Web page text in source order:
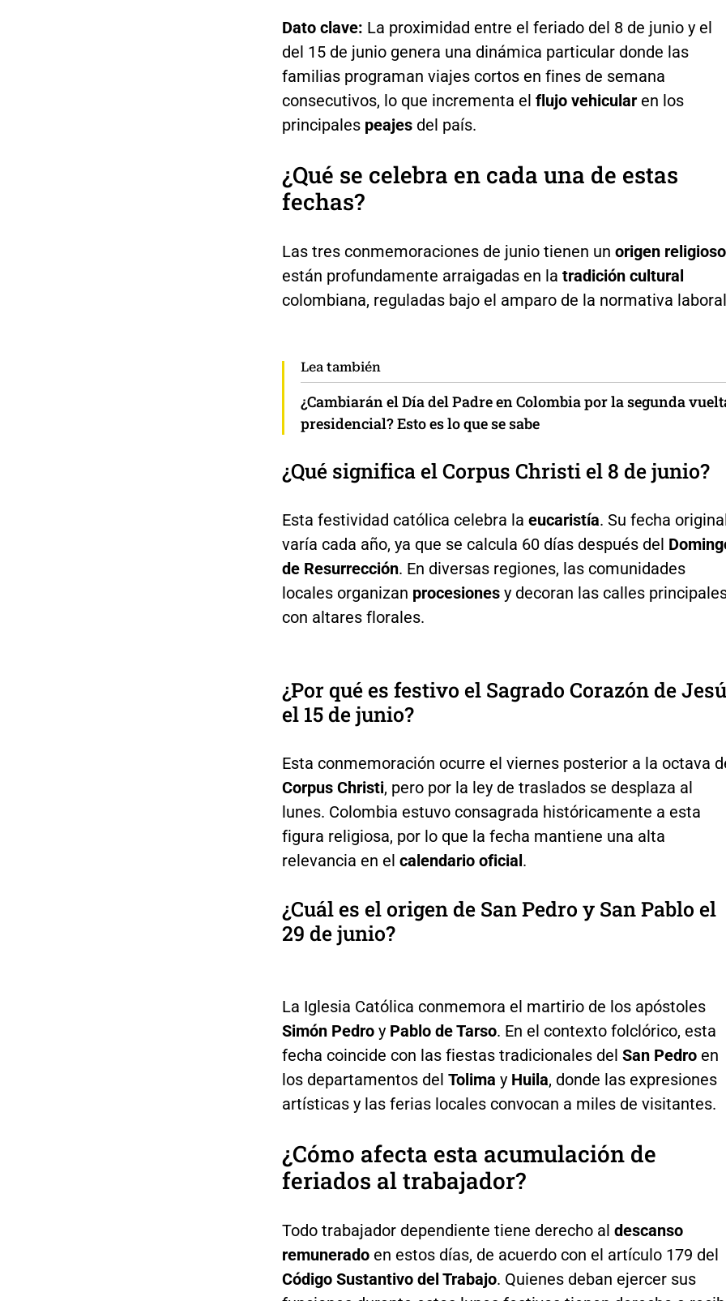
Dato clave: La proximidad entre el feriado del 8 de junio y el
del 15 de junio genera una dinámica particular donde las
familias programan viajes cortos en fines de semana
consecutivos, lo que incrementa el flujo vehicularen los
principales peajesdel país.
¿Qué se celebra en cada una de estas
fechas?
Las tres conmemoraciones de junio tienen un origen religioso
están profundamente arraigadas en la tradición cultural
colombiana, reguladas bajo el amparo de la normativa
Lea también
¿Cambiarán el Día del Padre en Colombia por la segunda
presidencial? Esto es lo que se sabe
¿Qué significa el Corpus Christi el 8 de junio?
Esta festividad católica celebra la eucaristía. Su fecha
varía cada año, ya que se calcula 60 días después del
de Resurrección. En diversas regiones, las comunidades
locales organizan procesionesy decoran las calles
con altares florales.
¿Por qué es festivo el Sagrado Corazón de
el 15 de junio?
Esta conmemoración ocurre el viernes posterior a la octava
Corpus Christi, pero por la ley de traslados se desplaza al
lunes. Colombia estuvo consagrada históricamente a esta
figura religiosa, por lo que la fecha mantiene una alta
relevancia en el calendario oficial.
¿Cuál es el origen de San Pedro y San Pablo el
29 de junio?
La Iglesia Católica conmemora el martirio de los apóstoles
Simón Pedroy Pablo de Tarso. En el contexto folclórico, esta
fecha coincide con las fiestas tradicionales del San Pedroen
los departamentos del Tolima y Huila, donde las expresiones
artísticas y las ferias locales convocan a miles de visitantes.
¿Cómo afecta esta acumulación de
feriados al trabajador?
Todo trabajador dependiente tiene derecho al descanso
remuneradoen estos días, de acuerdo con el artículo 179 del
Código Sustantivo del Trabajo. Quienes deban ejercer sus